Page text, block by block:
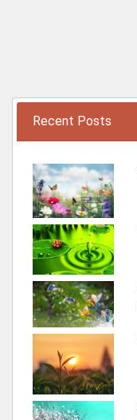
Recent Posts